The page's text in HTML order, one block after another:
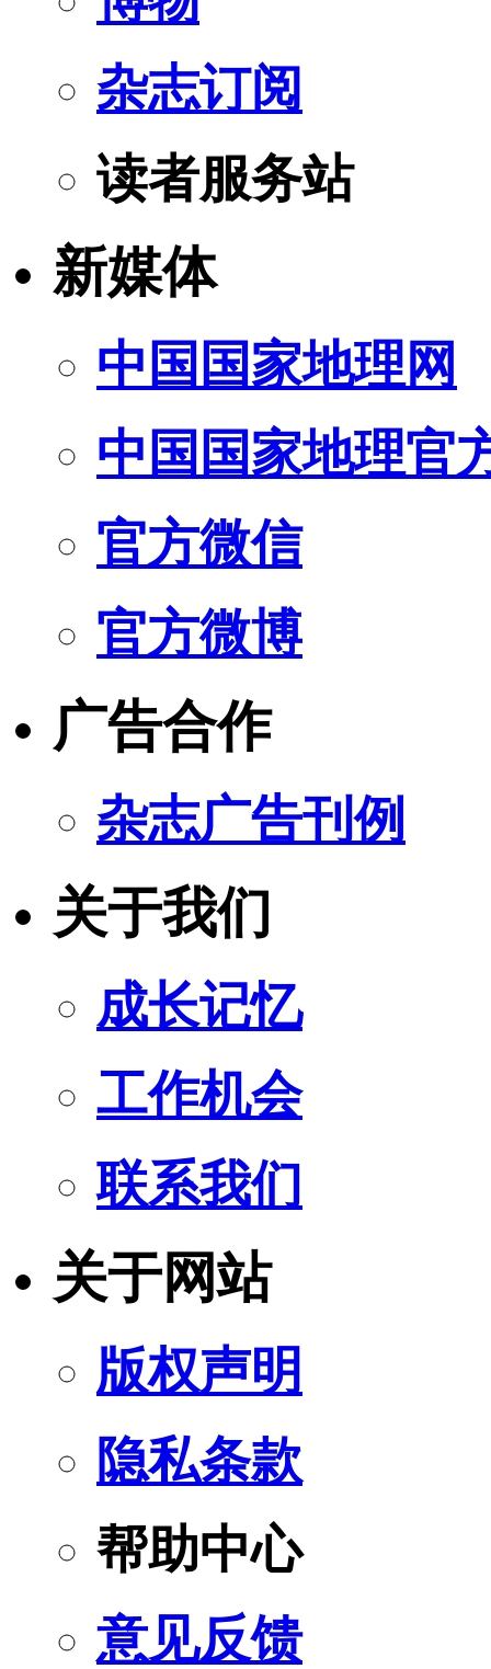
杂志订阅
读者服务站
新媒体
中国国家地理网
中国国家地理官
官方微信
官方微博
广告合作
杂志广告刊例
关于我们
成长记忆
工作机会
联系我们
关于网站
版权声明
隐私条款
帮助中心
意见反馈